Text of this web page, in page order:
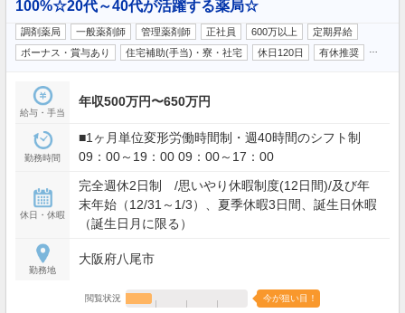
100%☆20代～40代が活躍する薬局☆
調剤薬局 一般薬剤師 管理薬剤師 正社員 600万以上
定期昇給
ボーナス・賞与あり
住宅補助(手当)・寮・社宅 休日120日 有休推奨
給与・手当
年収500万円〜650万円
勤務時間
■1ヶ月単位変形労働時間制・週40時間のシフト制
09：00～19：00 09：00～17：00
休日・休暇
完全週休2日制 /思いやり休暇制度(12日間)/及び年
末年始（12/31～1/3）、夏季休暇3日間、誕生日休暇
（誕生日月に限る）
勤務地
大阪府八尾市
閲覧状況 今が狙い目！